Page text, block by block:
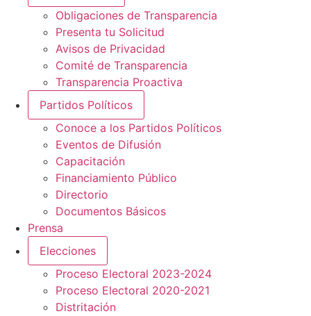
Obligaciones de Transparencia
Presenta tu Solicitud
Avisos de Privacidad
Comité de Transparencia
Transparencia Proactiva
Partidos Políticos
Conoce a los Partidos Políticos
Eventos de Difusión
Capacitación
Financiamiento Público
Directorio
Documentos Básicos
Prensa
Elecciones
Proceso Electoral 2023-2024
Proceso Electoral 2020-2021
Distritación